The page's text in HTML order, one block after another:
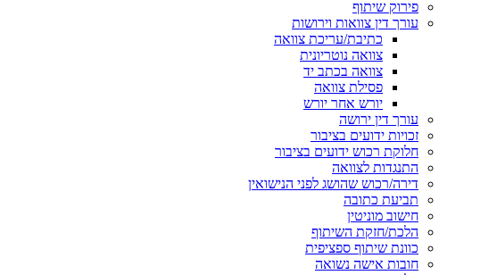
פירוק שיתוף
עורך דין צוואות וירושות
כתיבת/עריכת צוואה
צוואה נוטריונית
צוואה בכתב יד
פסילת צוואה
יורש אחר יורש
עורך דין ירושה
זכויות ידועים בציבור
חלוקת רכוש ידועים בציבור
התנגדות לצוואה
דירה/רכוש שהושג לפני הנישואין
תביעת כתובה
חישוב מוניטין
הלכת/חזקת השיתוף
כוונת שיתוף ספציפית
חובות אישה נשואה